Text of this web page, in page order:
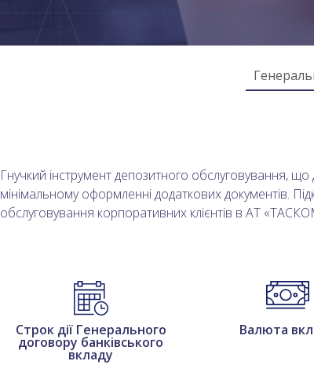
Гнучкий інструмент депозитного обслуговування,
мінімальному оформленні додаткових документів.
обслуговування корпоративних клієнтів в АТ
Строк дії Генерального
договору банківського
вкладу
Валюта